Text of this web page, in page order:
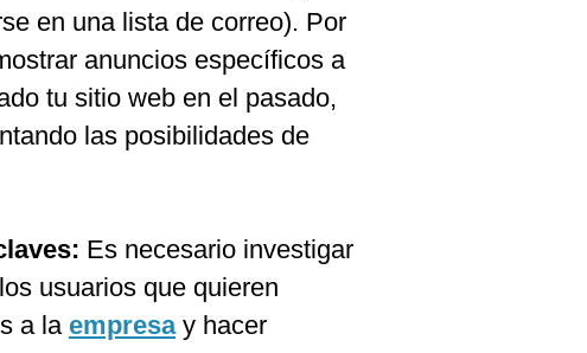
en una lista de correo). Por
anuncios específicos a
tu sitio web en el pasado,
las posibilidades de
Es necesario investigar
usuarios que quieren
a la empresay hacer